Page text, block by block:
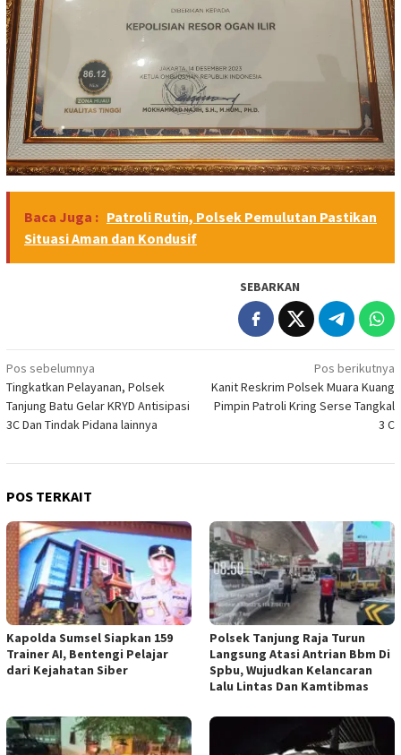
Baca Juga : Patroli Rutin, Polsek Pemulutan Pastikan
Situasi Aman dan Kondusif
SEBARKAN
Navigasi
pos
Pos sebelumnya
Tingkatkan Pelayanan, Polsek
Tanjung Batu Gelar KRYD Antisipasi
3C Dan Tindak Pidana lainnya
Pos berikutnya
Kanit Reskrim Polsek Muara Kuang
Pimpin Patroli Kring Serse Tangkal
3 C
POS TERKAIT
Kapolda Sumsel Siapkan 159
Trainer AI, Bentengi Pelajar
dari Kejahatan Siber
Polsek Tanjung Raja Turun
Langsung Atasi Antrian Bbm Di
Spbu, Wujudkan Kelancaran
Lalu Lintas Dan Kamtibmas